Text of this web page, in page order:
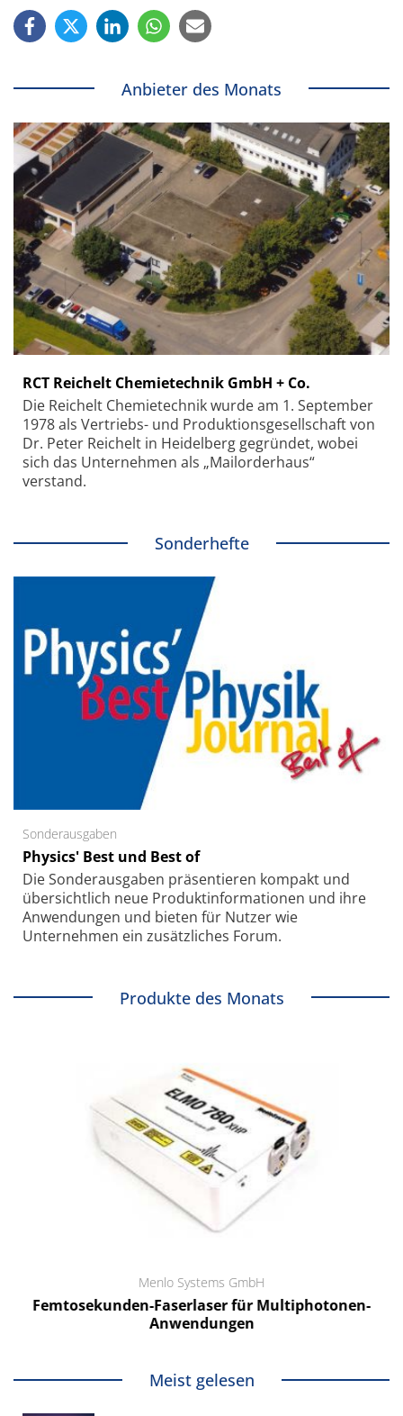
Anbieter des Monats
RCT Reichelt Chemietechnik GmbH + Co.
Die Reichelt Chemietechnik wurde am 1. September
1978 als Vertriebs- und Produktionsgesellschaft von
Dr. Peter Reichelt in Heidelberg gegründet, wobei
sich das Unternehmen als „Mailorderhaus“
verstand.
Sonderhefte
Sonderausgaben
Physics' Best und Best of
Die Sonder­ausgaben präsentieren kompakt und
übersichtlich neue Produkt­informationen und ihre
Anwendungen und bieten für Nutzer wie
Unternehmen ein zusätzliches Forum.
Produkte des Monats
Menlo Systems GmbH
Femtosekunden-Faserlaser für Multiphotonen-
Anwendungen
Meist gelesen